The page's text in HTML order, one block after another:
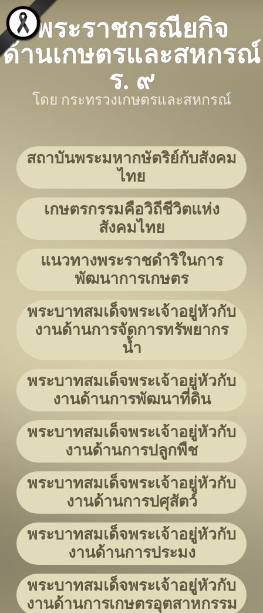
พระราชกรณียกิจ
ด้านเกษตรและสหกรณ์
ร. ๙
โดย กระทรวงเกษตรและสหกรณ์
สถาบันพระมหากษัตริย์กับสังคม
ไทย
เกษตรกรรมคือวิถีชีวิตแห่ง
สังคมไทย
แนวทางพระราชดำริในการ
พัฒนาการเกษตร
พระบาทสมเด็จพระเจ้าอยู่หัวกับ
งานด้านการจัดการทรัพยากร
น้ำ
พระบาทสมเด็จพระเจ้าอยู่หัวกับ
งานด้านการพัฒนาที่ดิน
พระบาทสมเด็จพระเจ้าอยู่หัวกับ
งานด้านการปลูกพืช
พระบาทสมเด็จพระเจ้าอยู่หัวกับ
งานด้านการปศุสัตว์
พระบาทสมเด็จพระเจ้าอยู่หัวกับ
งานด้านการประมง
พระบาทสมเด็จพระเจ้าอยู่หัวกับ
งานด้านการเกษตรอุตสาหกรรม